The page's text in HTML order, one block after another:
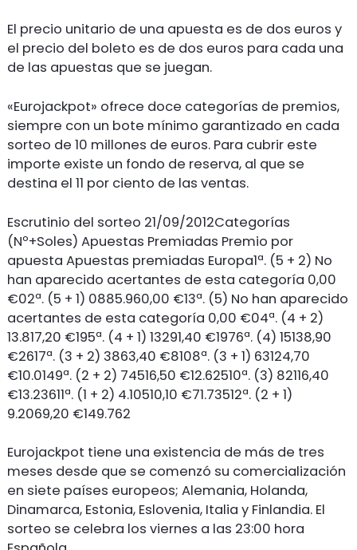
El precio unitario de una apuesta es de dos euros y
el precio del boleto es de dos euros para cada una
de las apuestas que se juegan.
«Eurojackpot» ofrece doce categorías de premios,
siempre con un bote mínimo garantizado en cada
sorteo de 10 millones de euros. Para cubrir este
importe existe un fondo de reserva, al que se
destina el 11 por ciento de las ventas.
Escrutinio del sorteo 21/09/2012Categorías
(Nº+Soles) Apuestas Premiadas Premio por
apuesta Apuestas premiadas Europa1ª. (5 + 2) No
han aparecido acertantes de esta categoría 0,00
€02ª. (5 + 1) 0885.960,00 €13ª. (5) No han aparecido
acertantes de esta categoría 0,00 €04ª. (4 + 2)
13.817,20 €195ª. (4 + 1) 13291,40 €1976ª. (4) 15138,90
€2617ª. (3 + 2) 3863,40 €8108ª. (3 + 1) 63124,70
€10.0149ª. (2 + 2) 74516,50 €12.62510ª. (3) 82116,40
€13.23611ª. (1 + 2) 4.10510,10 €71.73512ª. (2 + 1)
9.2069,20 €149.762
Eurojackpot tiene una existencia de más de tres
meses desde que se comenzó su comercialización
en siete países europeos; Alemania, Holanda,
Dinamarca, Estonia, Eslovenia, Italia y Finlandia. El
sorteo se celebra los viernes a las 23:00 hora